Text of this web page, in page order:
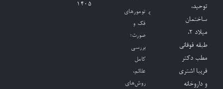
توحید،
ساختمان
میلاد ٢،
طبقه فوقانی
مطب دکتر
فریبا اشتری
و داروخانه
تومورهای
فک و
صورت؛
بررسی
کامل
علائم،
روش‌های
۱۴۰۵